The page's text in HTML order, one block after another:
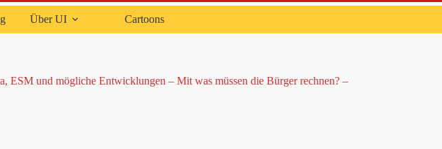
Über UI Cartoons
ESM und mögliche Entwicklungen – Mit was müssen die Bürger rechnen? –